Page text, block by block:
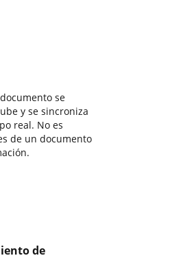
se
y se sincroniza
real. No es
de un documento
de